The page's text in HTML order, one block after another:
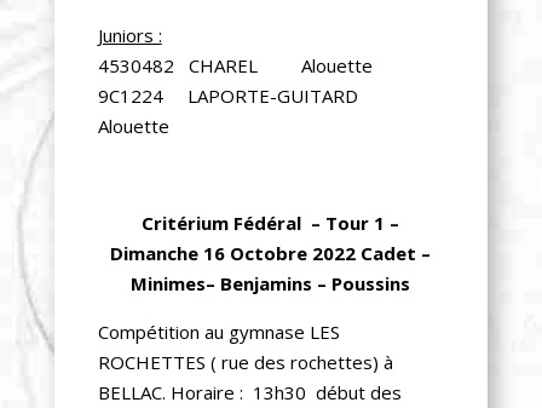
Juniors :
4530482 CHAREL Alouette
9C1224 LAPORTE-GUITARD
Alouette
Critérium Fédéral – Tour 1 –
Dimanche 16 Octobre 2022 Cadet –
Minimes– Benjamins – Poussins
Compétition au gymnase LES
ROCHETTES ( rue des rochettes) à
BELLAC. Horaire : 13h30 début des